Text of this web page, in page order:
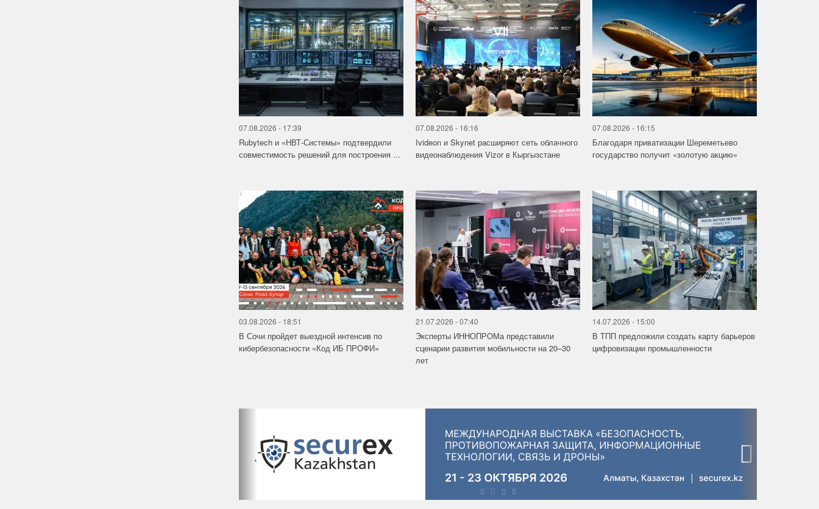
07.08.2026 - 17:39
Rubytech и «НВТ-Системы» подтвердили
совместимость решений для построения ...
07.08.2026 - 16:16
Ivideon и Skynet расширяют сеть облачного
видеонаблюдения Vizor в Кыргызстане
07.08.2026 - 16:15
Благодаря приватизации Шереметьево
государство получит «золотую акцию»
03.08.2026 - 18:51
В Сочи пройдет выездной интенсив по
кибербезопасности «Код ИБ ПРОФИ»
21.07.2026 - 07:40
Эксперты ИННОПРОМа представили
сценарии развития мобильности на 20–30
лет
14.07.2026 - 15:00
В ТПП предложили создать карту барьеров
цифровизации промышленности
‹